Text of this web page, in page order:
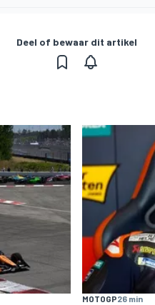
Deel of bewaar dit artikel
MOTOGP26 min